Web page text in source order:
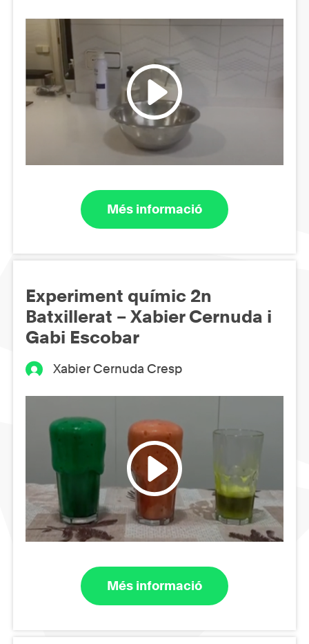
Més informació
Experiment químic 2n
Batxillerat – Xabier Cernuda i
Gabi Escobar
Xabier Cernuda Cresp
Més informació